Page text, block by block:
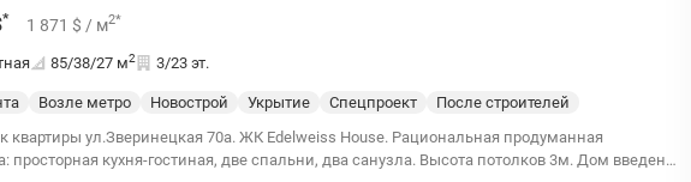
* 1 871 $ / м2*
85/38/27 м2 3/23 эт.
Возле метро Новострой Укрытие Спецпроект
После строителей
70а. ЖК Edelweiss House. Рациональная продуманная
просторная кухня-гостиная, две спальни, два санузла. Высота потолков 3м. Дом введен